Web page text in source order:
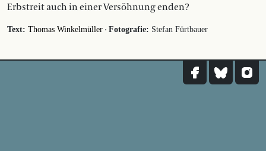
Erbstreit auch in einer Versöhnung enden?
Text: Thomas Winkelmüller · Fotografie: Stefan Fürtbauer